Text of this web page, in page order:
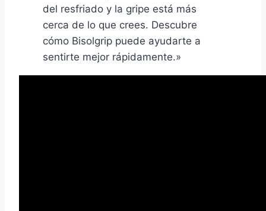
del resfriado y la gripe está más
cerca de lo que crees. Descubre
cómo Bisolgrip puede ayudarte a
sentirte mejor rápidamente.»